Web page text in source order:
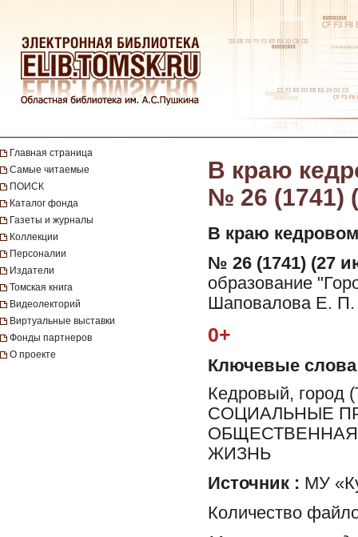
Главная страница
Самые читаемые
ПОИСК
Каталог фонда
Газеты и журналы
Коллекции
Персоналии
Издатели
Томская книга
Видеолекторий
Виртуальные выставки
Фонды партнеров
О проекте
В краю
№ 26 (1741)
В краю
№ 26 (1741) (27
образование
Шаповалова Е. П.
0+
Ключевые слова
Кедровый,
СОЦИАЛЬНЫЕ
ЖИЗНЬ
Источник : МУ
Количество